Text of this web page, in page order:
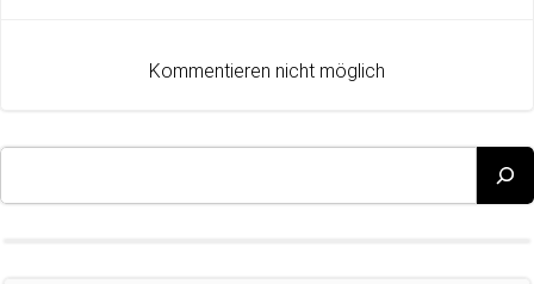
navigation navigation
Kommentieren nicht möglich